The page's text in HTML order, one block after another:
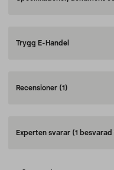
Trygg E-Handel
Recensioner (1)
Experten svarar (1